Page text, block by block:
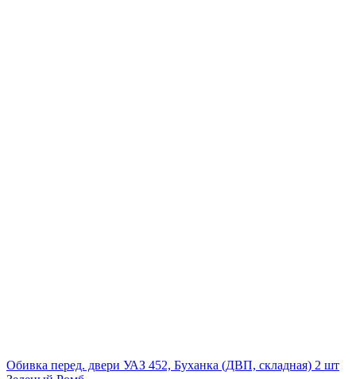
Обивка перед. двери УАЗ 452, Буханка (ДВП, складная) 2 шт